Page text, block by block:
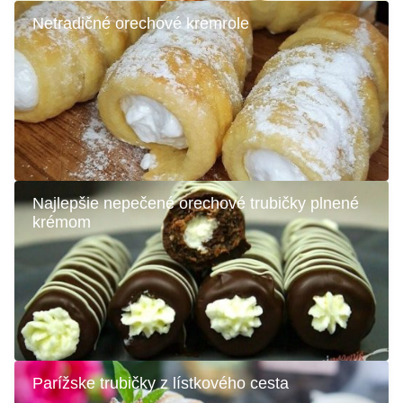
Netradičné orechové kremrole
Najlepšie nepečené orechové trubičky plnené
krémom
Parížske trubičky z lístkového cesta